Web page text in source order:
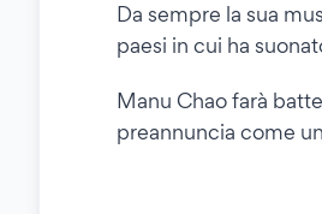
Da sempre la sua
paesi in cui ha
Manu Chao farà
preannuncia come